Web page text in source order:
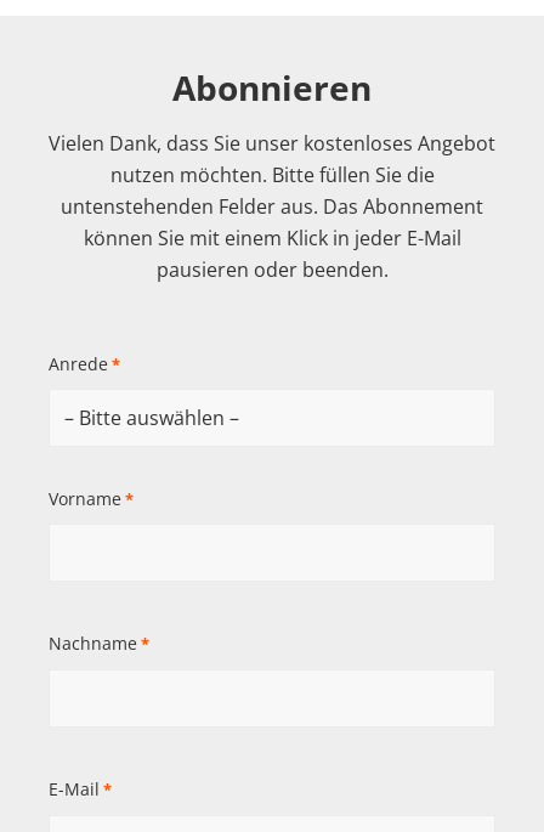
Abonnieren
Vielen Dank, dass Sie unser kostenloses Angebot
nutzen möchten. Bitte füllen Sie die
untenstehenden Felder aus. Das Abonnement
können Sie mit einem Klick in jeder E-Mail
pausieren oder beenden.
Anrede *
Vorname *
Nachname *
E-Mail *